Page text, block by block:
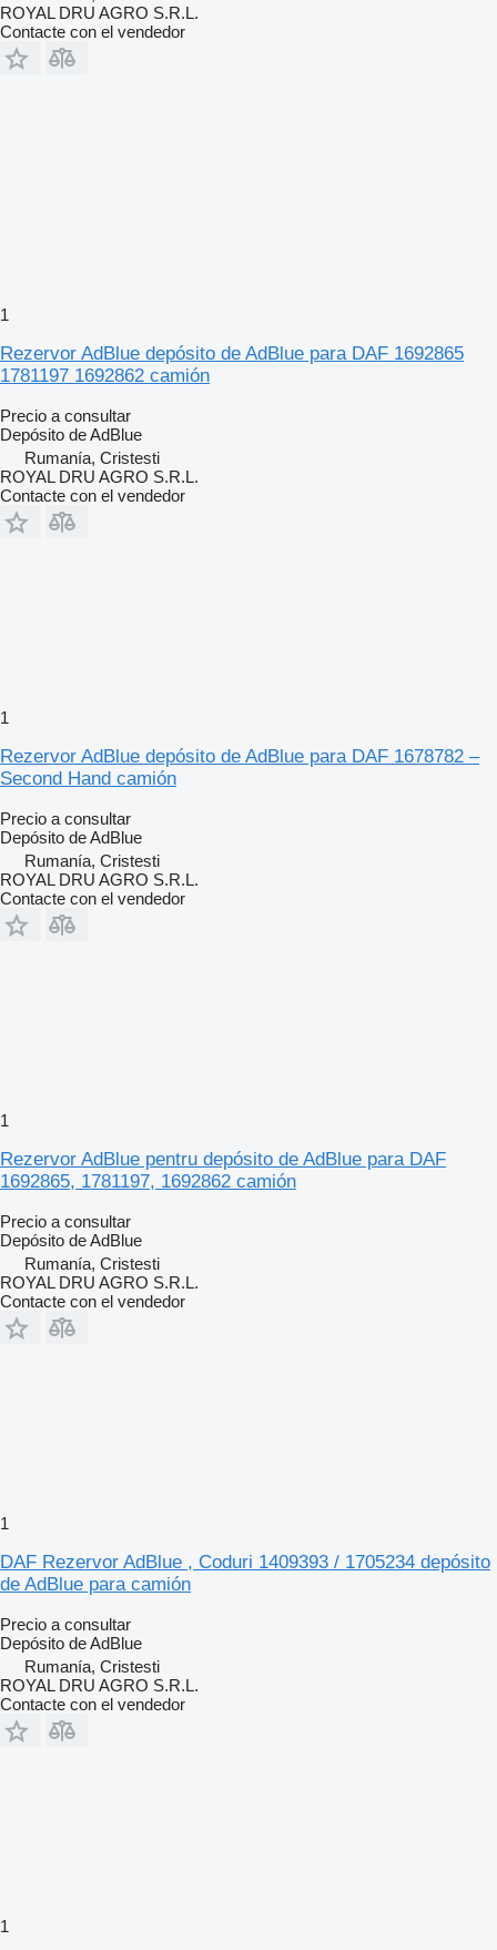
ROYAL DRU AGRO S.R.L.
Contacte con el vendedor
1
Rezervor AdBlue depósito de AdBlue para DAF 1692865
1781197 1692862 camión
Precio a consultar
Depósito de AdBlue
Rumanía, Cristesti
ROYAL DRU AGRO S.R.L.
Contacte con el vendedor
1
Rezervor AdBlue depósito de AdBlue para DAF 1678782 –
Second Hand camión
Precio a consultar
Depósito de AdBlue
Rumanía, Cristesti
ROYAL DRU AGRO S.R.L.
Contacte con el vendedor
1
Rezervor AdBlue pentru depósito de AdBlue para DAF
1692865, 1781197, 1692862 camión
Precio a consultar
Depósito de AdBlue
Rumanía, Cristesti
ROYAL DRU AGRO S.R.L.
Contacte con el vendedor
1
DAF Rezervor AdBlue , Coduri 1409393 / 1705234 depósito
de AdBlue para camión
Precio a consultar
Depósito de AdBlue
Rumanía, Cristesti
ROYAL DRU AGRO S.R.L.
Contacte con el vendedor
1